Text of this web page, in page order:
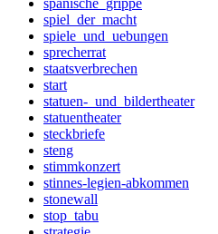
spanische_grippe
spiel_der_macht
spiele_und_uebungen
sprecherrat
staatsverbrechen
start
statuen-_und_bildertheater
statuentheater
steckbriefe
steng
stimmkonzert
stinnes-legien-abkommen
stonewall
stop_tabu